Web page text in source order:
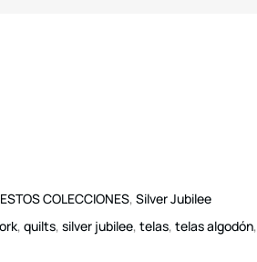
COLECCIONES, Silver Jubilee
, quilts, silver jubilee, telas, telas algodón,